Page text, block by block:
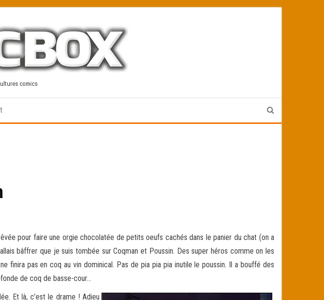
comics
pour faire une orgie chocolatée de petits oeufs cachés dans le panier du chat (on a
bâffrer que je suis tombée sur Coqman et Poussin. Des super héros comme on les
finira pas en coq au vin dominical. Pas de pia pia pia inutile le poussin. Il a bouffé des
de coq de basse-cour…
Et là, c’est le drame ! Adieu